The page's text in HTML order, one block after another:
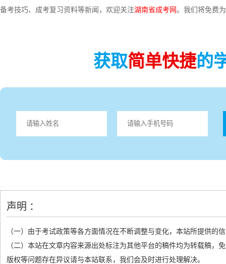
备考技巧、成考复习资料等新闻，欢迎关注湖南省成考网 。我们将免费
获取简单快捷的
声明 ：
（一）由于考试政策等各方面情况在不断调整与变化，本站所提供的
（二）本站在文章内容来源出处标注为其他平台的稿件均为转载稿
版权等问题存在异议请与本站联系，我们会及时进行处理解决。